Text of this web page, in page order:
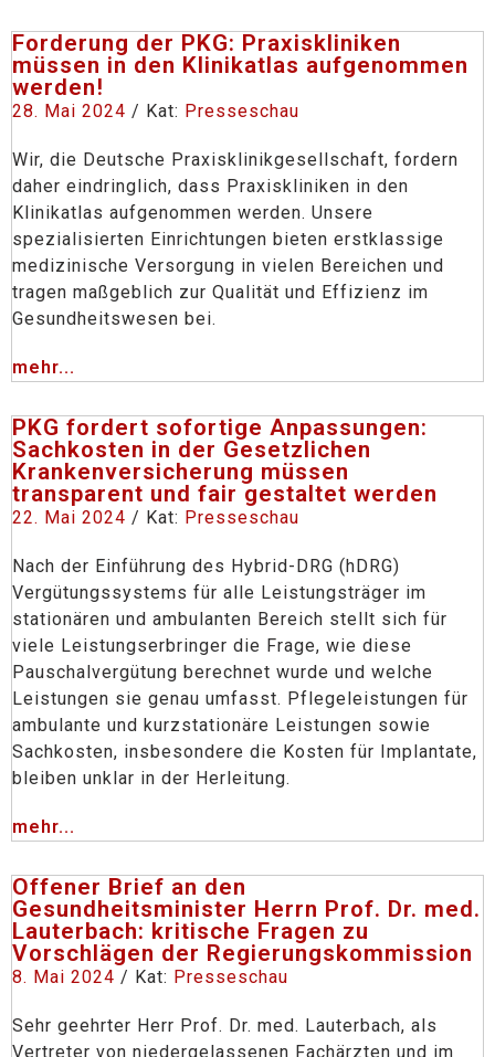
Forderung der PKG: Praxiskliniken
müssen in den Klinikatlas aufgenommen
werden!
28. Mai 2024 / Kat: Presseschau
Wir, die Deutsche Praxisklinikgesellschaft, fordern
daher eindringlich, dass Praxiskliniken in den
Klinikatlas aufgenommen werden. Unsere
spezialisierten Einrichtungen bieten erstklassige
medizinische Versorgung in vielen Bereichen und
tragen maßgeblich zur Qualität und Effizienz im
Gesundheitswesen bei.
mehr...
PKG fordert sofortige Anpassungen:
Sachkosten in der Gesetzlichen
Krankenversicherung müssen
transparent und fair gestaltet werden
22. Mai 2024 / Kat: Presseschau
Nach der Einführung des Hybrid-DRG (hDRG)
Vergütungssystems für alle Leistungsträger im
stationären und ambulanten Bereich stellt sich für
viele Leistungserbringer die Frage, wie diese
Pauschalvergütung berechnet wurde und welche
Leistungen sie genau umfasst. Pflegeleistungen für
ambulante und kurzstationäre Leistungen sowie
Sachkosten, insbesondere die Kosten für Implantate,
bleiben unklar in der Herleitung.
mehr...
Offener Brief an den
Gesundheitsminister Herrn Prof. Dr. med.
Lauterbach: kritische Fragen zu
Vorschlägen der Regierungskommission
8. Mai 2024 / Kat: Presseschau
Sehr geehrter Herr Prof. Dr. med. Lauterbach, als
Vertreter von niedergelassenen Fachärzten und im